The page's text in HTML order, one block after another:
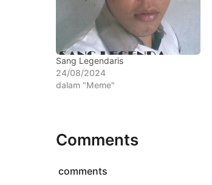
Sang Legendaris
24/08/2024
dalam "Meme"
Comments
comments